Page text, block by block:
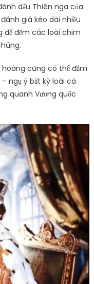
dấu Thiên nga của
giá kéo dài nhiều
để đếm các loài chim
hoàng cũng có thể đảm
– ngụ ý bất kỳ loài cá
quanh Vương quốc